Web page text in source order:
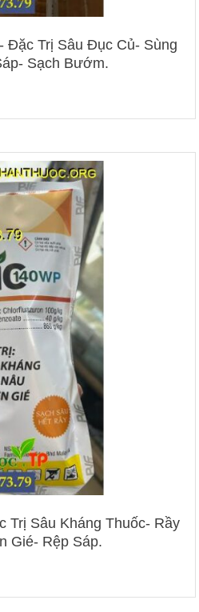
Đặc Trị Sâu Đục Củ- Sùng
Sạch Bướm.
Trị Sâu Kháng Thuốc- Rầy
Gié- Rệp Sáp.